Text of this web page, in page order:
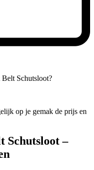
Belt Schutsloot?
op je gemak de prijs en
Schutsloot –